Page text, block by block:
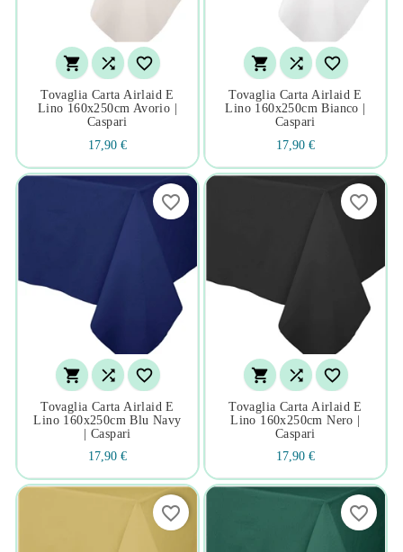
  
Tovaglia Carta Airlaid E
Lino 160x250cm Avorio |
Caspari
17,90 €
  
Tovaglia Carta Airlaid E
Lino 160x250cm Bianco |
Caspari
17,90 €
  
Tovaglia Carta Airlaid E
Lino 160x250cm Blu Navy
| Caspari
17,90 €
favorite_border
  
Tovaglia Carta Airlaid E
Lino 160x250cm Nero |
Caspari
17,90 €
favorite_border
favorite_border favorite_border